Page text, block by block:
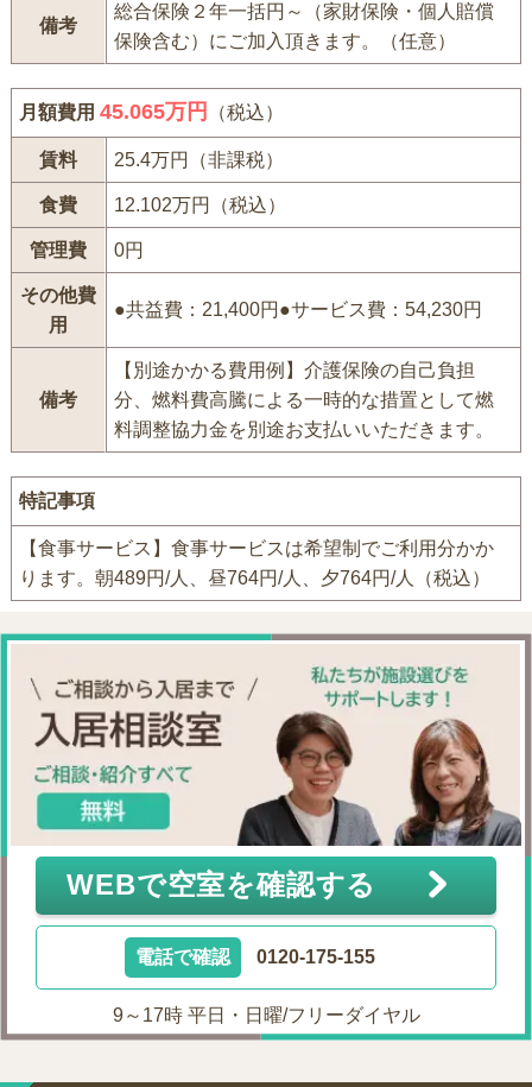
備考
総合保険２年一括円～（家財保険・個人賠償
保険含む）にご加入頂きます。（任意）
月額費用45.065万円 （税込）
賃料 25.4万円（非課税）
食費 12.102万円（税込）
管理費 0円
その他費
用
●共益費：21,400円●サービス費：54,230円
備考
【別途かかる費用例】介護保険の自己負担
分、燃料費高騰による一時的な措置として燃
料調整協力金を別途お支払いいただきます。
特記事項
【食事サービス】食事サービスは希望制でご利用分かか
ります。朝489円/人、昼764円/人、夕764円/人（税込）
WEBで空室を確認する
電話で確認 0120-175-155
9～17時 平日・日曜/フリーダイヤル